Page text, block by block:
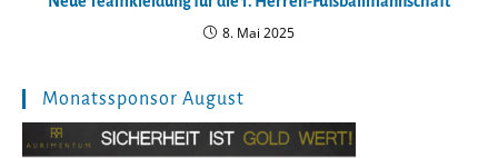
8. Mai 2025
Monatssponsor August